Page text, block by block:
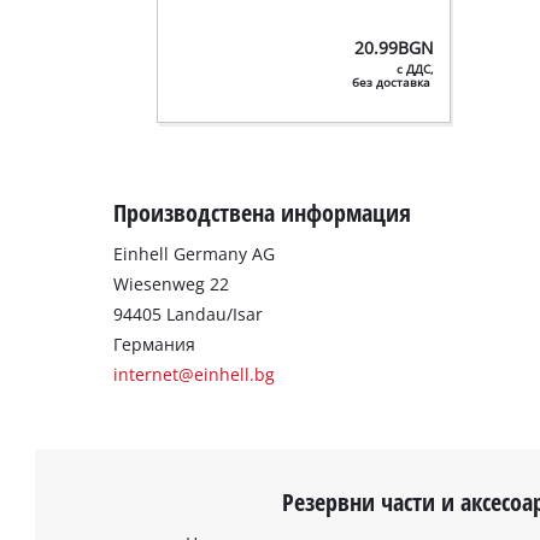
20.99BGN
с ДДС,
без доставка
Производствена информация
Einhell Germany AG
Wiesenweg 22
94405 Landau/Isar
Германия
internet@einhell.bg
Резервни части и